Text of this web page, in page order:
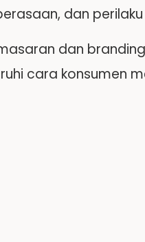
dan
dan
cara konsumen